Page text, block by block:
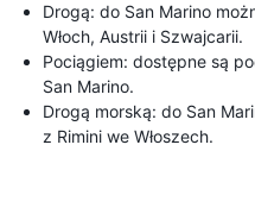
Drogą: do San Marino
Włoch, Austrii i Szwajcarii.
Pociągiem: dostępne są
San Marino.
Drogą morską: do San
z Rimini we Włoszech.